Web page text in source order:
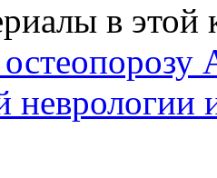
в этой
неврологии